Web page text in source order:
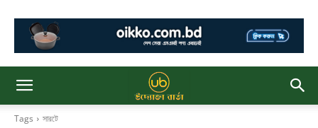
Tags সারটে